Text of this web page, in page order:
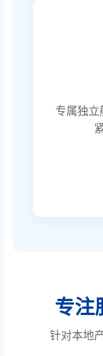
专属独
专注
针对本地